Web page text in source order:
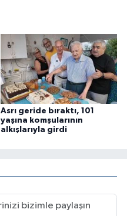
Asrı geride bıraktı, 101
yaşına komşularının
alkışlarıyla girdi